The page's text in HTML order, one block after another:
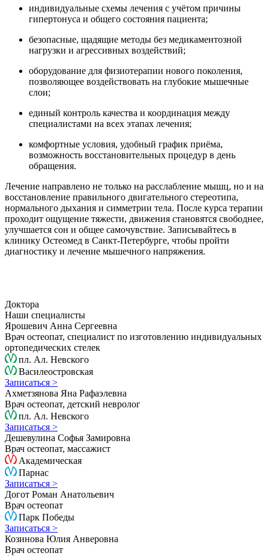
индивидуальные схемы лечения с учётом причины
гипертонуса и общего состояния пациента;
безопасные, щадящие методы без медикаментозной
нагрузки и агрессивных воздействий;
оборудование для физиотерапии нового поколения,
позволяющее воздействовать на глубокие мышечные
слои;
единый контроль качества и координация между
специалистами на всех этапах лечения;
комфортные условия, удобный график приёма,
возможность восстановительных процедур в день
обращения.
Лечение направлено не только на расслабление мышц, но и на
восстановление правильного двигательного стереотипа,
нормального дыхания и симметрии тела. После курса терапии
проходит ощущение тяжести, движения становятся свободнее,
улучшается сон и общее самочувствие. Записывайтесь в
клинику Остеомед в Санкт-Петербурге, чтобы пройти
диагностику и лечение мышечного напряжения.
Доктора
Наши специалисты
Ярошевич Анна Сергеевна
Врач остеопат, специалист по изготовлению индивидуальных
ортопедических стелек
пл. Ал. Невского
Василеостровская
Записаться >
Ахметзянова Яна Рафаэлевна
Врач остеопат, детский невролог
пл. Ал. Невского
Записаться >
Дешевулина Софья Замировна
Врач остеопат, массажист
Академическая
Парнас
Записаться >
Догот Роман Анатольевич
Врач остеопат
Парк Победы
Записаться >
Козинова Юлия Анверовна
Врач остеопат